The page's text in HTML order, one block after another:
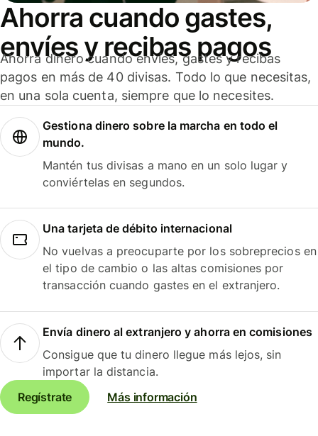
Ahorra cuando gastes,
envíes y recibas pagos
Ahorra dinero cuando envíes, gastes y recibas
pagos en más de 40 divisas. Todo lo que necesitas,
en una sola cuenta, siempre que lo necesites.
Gestiona dinero sobre la marcha en todo el
mundo.
Mantén tus divisas a mano en un solo lugar y
conviértelas en segundos.
Una tarjeta de débito internacional
No vuelvas a preocuparte por los sobreprecios en
el tipo de cambio o las altas comisiones por
transacción cuando gastes en el extranjero.
Envía dinero al extranjero y ahorra en comisiones
Consigue que tu dinero llegue más lejos, sin
importar la distancia.
Regístrate
Más información